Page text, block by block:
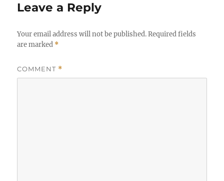
Leave a Reply
Your email address will not be published. Required fields
are marked *
COMMENT *